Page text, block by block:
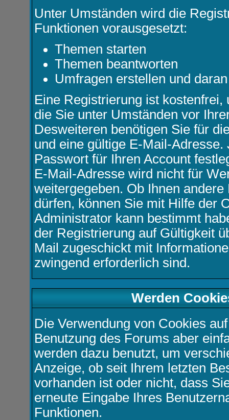
Unter Umständen wird die
Funktionen vorausgesetzt:
Themen starten
Themen beantworten
Umfragen erstellen und
Eine Registrierung ist
die Sie unter Umständen vor
Desweiteren benötigen Sie für
und eine gültige E-Mail-
Passwort für Ihren Account
E-Mail-Adresse wird nicht für
weitergegeben. Ob Ihnen
dürfen, können Sie mit Hilfe der
Administrator kann bestimmt
der Registrierung auf Gültigkeit
Mail zugeschickt mit
zwingend erforderlich sind.
Werden
Die Verwendung von Cookies
Benutzung des Forums aber
werden dazu benutzt, um
Anzeige, ob seit Ihrem letzten
vorhanden ist oder nicht, dass
erneute Eingabe Ihres
Funktionen.